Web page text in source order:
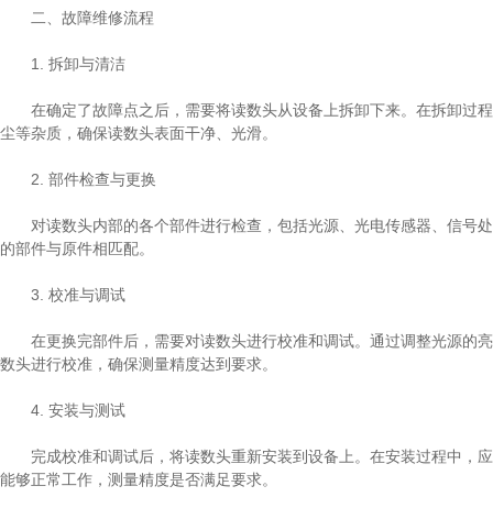
二、故障维修流程
1. 拆卸与清洁
在确定了故障点之后，需要将读数头从设备上拆卸下来。在拆卸过
尘等杂质，确保读数头表面干净、光滑。
2. 部件检查与更换
对读数头内部的各个部件进行检查，包括光源、光电传感器、信号
的部件与原件相匹配。
3. 校准与调试
在更换完部件后，需要对读数头进行校准和调试。通过调整光源的
数头进行校准，确保测量精度达到要求。
4. 安装与测试
完成校准和调试后，将读数头重新安装到设备上。在安装过程中，
能够正常工作，测量精度是否满足要求。